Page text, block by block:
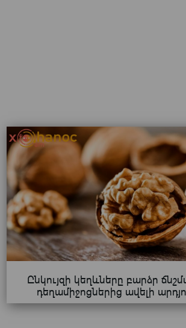
Ընկույզի կեղևները բարձր
դեղամիջոցներից ավելի